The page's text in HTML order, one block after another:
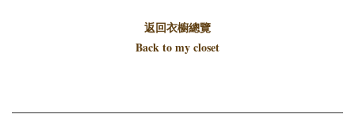
返回衣櫥總覽
Back to my closet